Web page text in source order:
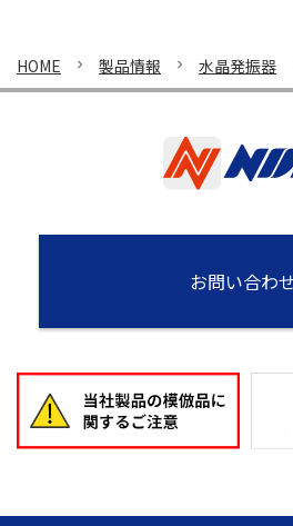
HOME 製品情報 水晶発振器
お問い合わ